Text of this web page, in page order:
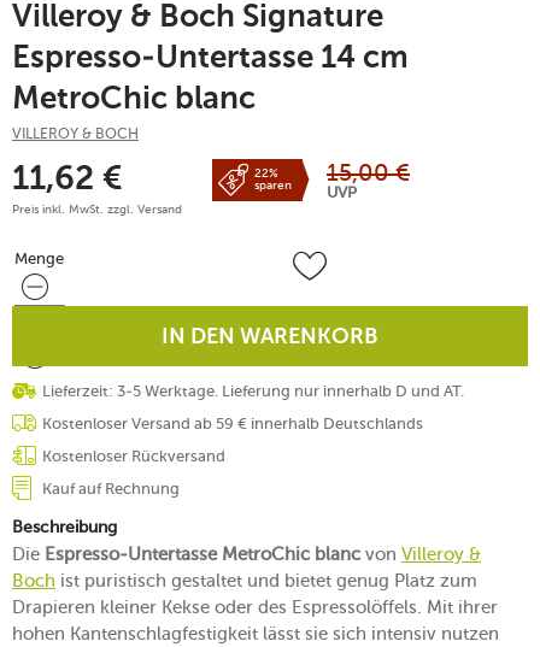
Villeroy & Boch Signature
Espresso-Untertasse 14 cm
MetroChic blanc
VILLEROY & BOCH
11,62 €
Preis inkl. MwSt. zzgl. Versand
22%
sparen
15,00 €
UVP
Menge
Menge
IN DEN WARENKORB
Lieferzeit: 3-5 Werktage. Lieferung nur innerhalb D und AT.
Kostenloser Versand ab 59 € innerhalb Deutschlands
Kostenloser Rückversand
Kauf auf Rechnung
Beschreibung
Die Espresso-Untertasse MetroChic blancvon Villeroy &
Boch ist puristisch gestaltet und bietet genug Platz zum
Drapieren kleiner Kekse oder des Espressolöffels. Mit ihrer
hohen Kantenschlagfestigkeit lässt sie sich intensiv nutzen